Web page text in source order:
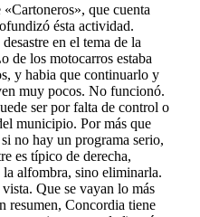
que cuenta
ésta actividad.
en el tema de la
de los motocarros estaba
y habia que continuarlo y
muy pocos. No funcionó.
ser por falta de control o
municipio. Por más que
no hay un programa serio,
es típico de derecha,
la alfombra, sino eliminarla.
Que se vayan lo más
resumen, Concordia tiene